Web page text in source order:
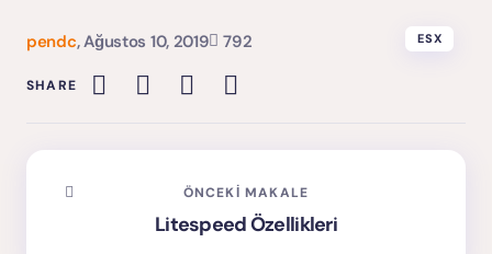
pendc, Ağustos 10, 2019 792 ESX
SHARE
ÖNCEKI MAKALE
Litespeed Özellikleri